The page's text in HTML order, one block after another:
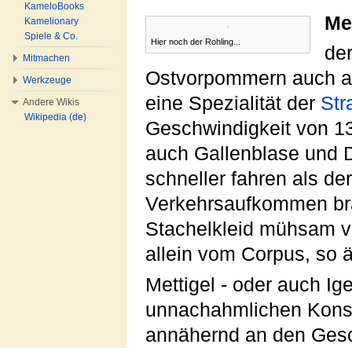
Hier noch der Rohling...
Ostvorpommern auch
eine Spezialität der
Geschwindigkeit von
auch Gallenblase und
schneller fahren als
Verkehrsaufkommen
Stachelkleid mühsam
allein vom Corpus, so
Mettigel - oder auch
unnachahmlichen
annähernd an den
KameloBooks
Kamelionary
Spiele & Co.
Mitmachen
Werkzeuge
Andere Wikis
Wikipedia (de)